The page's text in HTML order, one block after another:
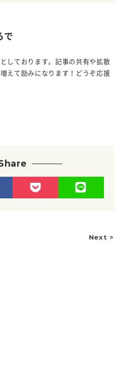
で
しております。記事の共有や拡散
えて励みになります！どうぞ応援
Next >